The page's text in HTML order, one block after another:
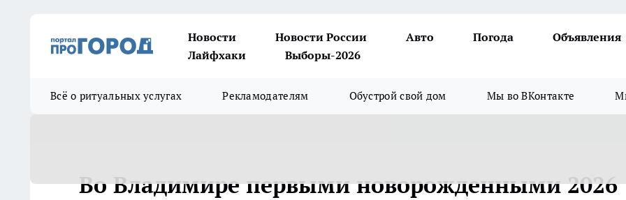
Новости Новости России Авто Погода
Объявления
Лайфхаки
Выборы-2026
Всё о ритуальных услугах Рекламодателям Обустрой свой дом Мы во ВКонтакте
Во Владимире первыми новорожденными 2026